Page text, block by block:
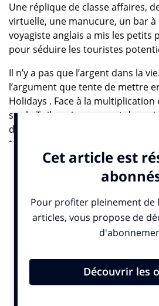
Une réplique de classe affaires,
virtuelle, une manucure, un bar
voyagiste anglais a mis les petits
pour séduire les touristes
Il n’y a pas que l’argent dans la
l’argument que tente de mettre
Holidays . Face à la
sur la Toile qui proposent des
d’avion et les nuitées d’hôtel, les
traditionnelles ont longtemps
Comment persuader des clients
et pressés de prendre le temps
voyagiste pour planifier leurs
L’entreprise appartenant à
Richard Branson semble avoir
nouvelle agence de Milton
rêver les curieux qui peuvent se
stars assises en classe affaire
cocktail bien frais . Les plus